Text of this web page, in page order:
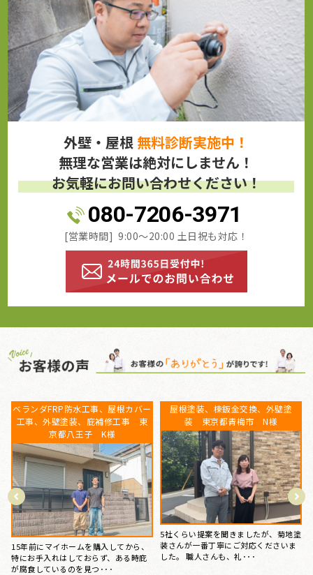
外壁・屋根 無料診断実施中！
無理な営業は絶対にしません！
お気軽にお問い合わせください！
080-7206-3971
[営業時間] 9:00～20:00 土日祝も対応！
屋根葺き替え工事 瓦屋根から金
属屋根へ 雨漏り修理 東京都あ
きる野市 S様
台風のあと、雨の日に雨漏りして、ホ
ームページで探して電話しました。 見
てもらう･･･
東京都あきる野市 外壁塗装 屋
根塗装 アドグリーンコート
以前から、外壁のひび割れを始め、洋
瓦特有のカビや汚れなどが気になって
おり、菊地塗装さんのホー･･･